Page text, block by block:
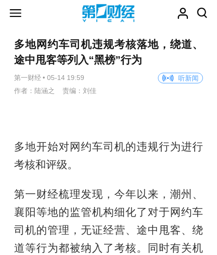
多地网约车司机违规考核落地，绕道、
途中甩客等列入“黑榜”行为
第一财经 • 05-14 19:59
听新闻
作者：陆涵之 责编：刘佳
多地开始对网约车司机的违规行为进行
考核和评级。
第一财经梳理发现，今年以来，潮州、
襄阳等地的监管机构细化了对于网约车
司机的管理，无证经营、途中甩客、绕
道等行为都被纳入了考核。同时有关机